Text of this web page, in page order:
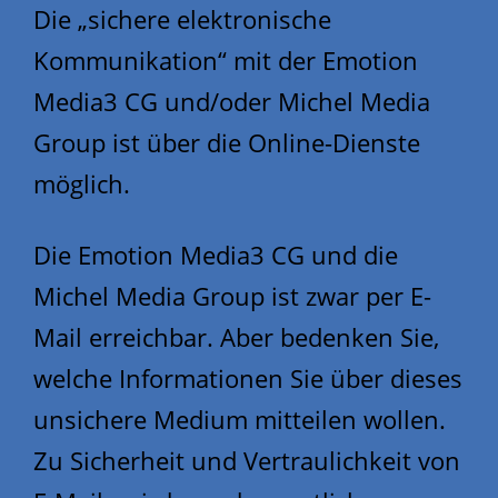
Die „sichere elektronische
Kommunikation“ mit der Emotion
Media3 CG und/oder Michel Media
Group ist über die Online-Dienste
möglich.
Die Emotion Media3 CG und die
Michel Media Group ist zwar per E-
Mail erreichbar. Aber bedenken Sie,
welche Informationen Sie über dieses
unsichere Medium mitteilen wollen.
Zu Sicherheit und Vertraulichkeit von